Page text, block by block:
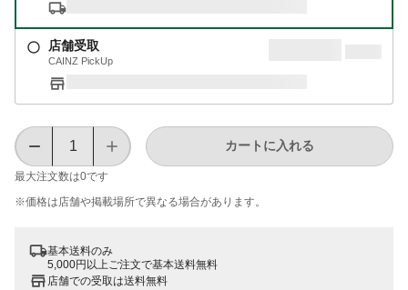
店舗受取
CAINZ PickUp
最大注文数は0です
カートに入れる
※価格は​店舗や​掲載場所で​異なる​場合が​あります。
基本送料のみ
5,000円以上ご注文で基本送料無料
店舗での受取は送料無料